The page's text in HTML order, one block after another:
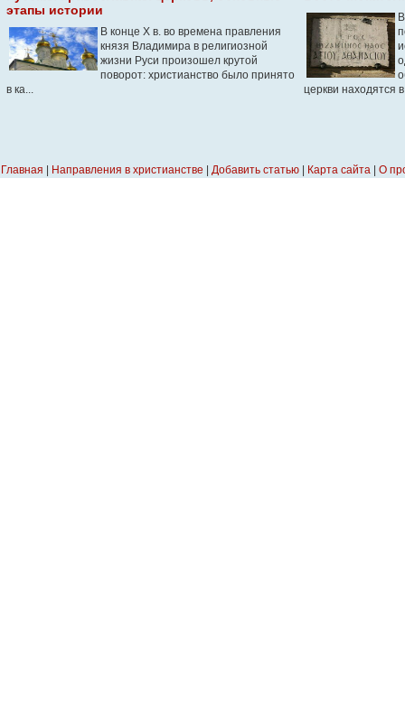
этапы истории
В конце X в. во времена правления
князя Владимира в религиозной
жизни Руси произошел крутой
поворот: христианство было принято
в ка...
церкви находятся
Главная Направления в христианстве Добавить статью Карта сайта О